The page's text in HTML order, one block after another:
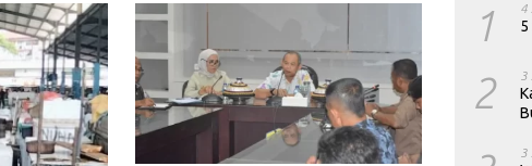
1 4
5
2 3
3